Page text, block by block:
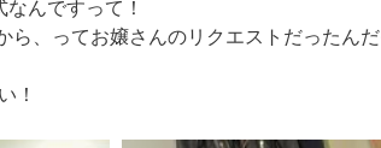
んですって！
、ってお嬢さんのリクエストだったん
！